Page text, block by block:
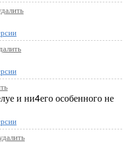
и ни4его особенного не